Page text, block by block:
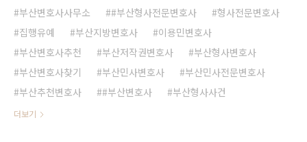
부산변호사사무소
#부산형사전문변호사
형사전문변호사
집행유예
부산지방변호사
이용민변호사
부산변호사추천
부산저작권변호사
부산형사변호사
부산변호사찾기
부산민사변호사
부산민사전문변호사
부산추천변호사
#부산변호사 부산형사사건
더보기